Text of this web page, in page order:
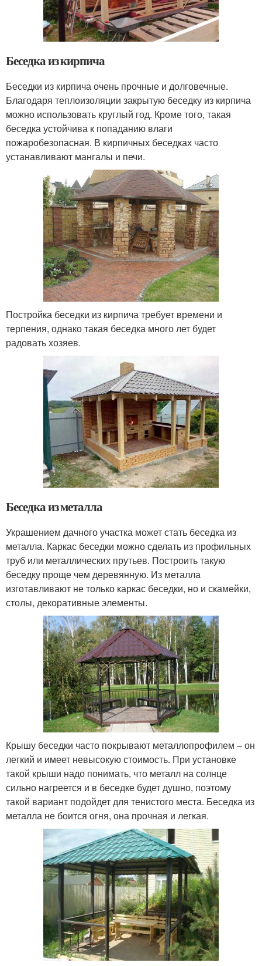
Беседка из кирпича
Беседки из кирпича очень прочные и долговечные.
Благодаря теплоизоляции закрытую беседку из кирпича
можно использовать круглый год. Кроме того, такая
беседка устойчива к попаданию влаги
пожаробезопасная. В кирпичных беседках часто
устанавливают мангалы и печи.
Постройка беседки из кирпича требует времени и
терпения, однако такая беседка много лет будет
радовать хозяев.
Беседка из металла
Украшением дачного участка может стать беседка из
металла. Каркас беседки можно сделать из профильных
труб или металлических прутьев. Построить такую
беседку проще чем деревянную. Из металла
изготавливают не только каркас беседки, но и скамейки,
столы, декоративные элементы.
Крышу беседки часто покрывают металлопрофилем – он
легкий и имеет невысокую стоимость. При установке
такой крыши надо понимать, что металл на солнце
сильно нагреется и в беседке будет душно, поэтому
такой вариант подойдет для тенистого места. Беседка из
металла не боится огня, она прочная и легкая.